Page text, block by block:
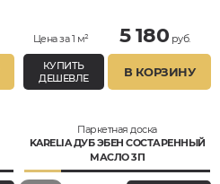
Цена за 1 м² 5 180 руб.
КУПИТЬ
ДЕШЕВЛЕ
В КОРЗИНУ
Паркетная доска
KARELIA ДУБ ЭБЕН СОСТАРЕННЫЙ
МАСЛО 3П